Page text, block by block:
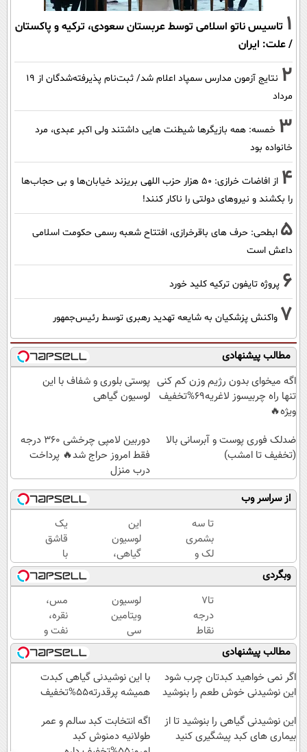
1 تاسیس ناتو اسلامی توسط عربستان سعودی، ترکیه و پاکستان
/ علت: ایران
2
نتایج آزمون مدارس سمپاد اعلام شد/ ثبت‌نام پذیرفته‌شدگان از ۱۹
مرداد
3 خمسه: همه بازیگرها شیطنت هایی داشتند ولی اکبر عبدی، مرد
خانواده بود
4
از افاضات خرازی: ۵۰ هزار حزب اللهی بریزند خیابان‌ها و بی حجاب‌ها
را بکشند و نیرو‌های دولتی را ناکار کنند!
5 ابطحی: حرف های باقرخرازی، افتتاح شعبه رسمی حکومت اسلامی
داعش است
6 پروژه تایفون ترکیه کلید خورد
7 واکنش پزشکیان به شایعه تهدید رهبری توسط رئیس‌جمهور
مطالب پیشنهادی
اگه میخوای بدون رژیم وزن کم کنی
تنها راه چربیسوز لاغریه69%تخفیف
ویژه🔥
پوستی بلوری و شفاف با این
لوسیون گیاهی
ضدلک فوری پوست و آبرسانی بالا
(تخفیف تا امشب)
دوربین لامپی چرخشی 360 درجه
فقط امروز حراج شد🔥 پرداخت
درب منزل
از سراسر وب
تا سه
بشمری
لک و
تیرگی
های
پوستت
محو
شدن
این
لوسیون
گیاهی،
جوری
تیرگی
پوستت
رو
میپوشونه
که انگار
لیزر
کری!
یک
قاشق
با
تناسب
اندام
فاصله
داری!
😲
خرید با
تخفیف
ویژه
وبگردی
تا7
درجه
نقاط
تیره
ی
بدنت
رو
تر کن
لوسیون
ویتامین
سی
بهترین
نابود
کننده
لک
پوستی
مس،
نقره،
نفت و
گاز؛
چهار
دارایی
جهانی
یک
مطالب پیشنهادی
اگر نمی خواهید کبدتان چرب شود
این نوشیدنی خوش طعم را بنوشید
با این نوشیدنی گیاهی کبدت
همیشه پرقدرته55%تخفیف
این نوشیدنی گیاهی را بنوشید تا از
بیماری های کبد پیشگیری کنید
اگه انتخابت کبد سالم و عمر
طولانیه دمنوش کبد